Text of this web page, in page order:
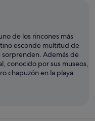
de los rincones más
esconde multitud de
Además de
conocido por sus museos,
chapuzón en la playa.